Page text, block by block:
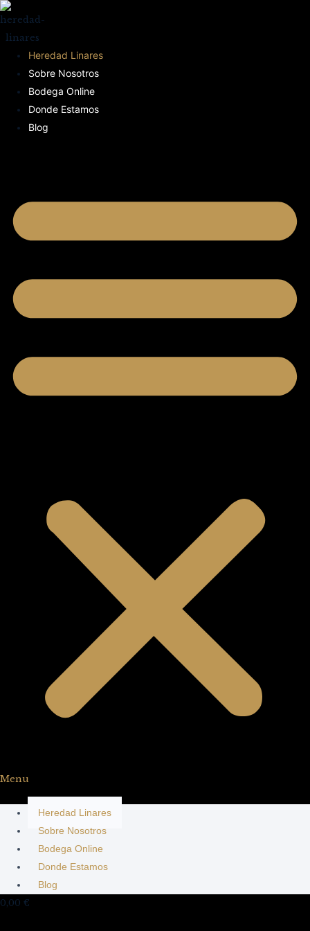
Heredad Linares
Sobre Nosotros
Bodega Online
Donde Estamos
Blog
Menu
Heredad Linares
Sobre Nosotros
Bodega Online
Donde Estamos
Blog
0,00 €